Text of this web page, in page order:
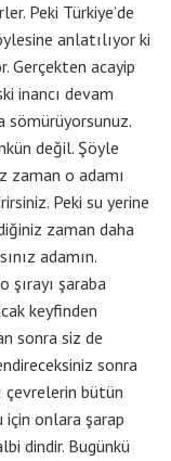
Peki Türkiye’de
anlatılıyor ki
Gerçekten acayip
inancı devam
sömürüyorsunuz.
değil. Şöyle
zaman o adamı
Peki su yerine
zaman daha
adamın.
şırayı şaraba
keyfinden
sonra siz de
sonra
çevrelerin bütün
onlara şarap
dindir. Bugünkü